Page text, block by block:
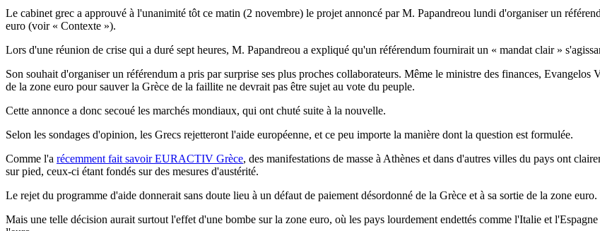
Le cabinet grec a approuvé à l'unanimité tôt ce matin (2 novembre) le projet annoncé par M. Papandreou lundi d'organiser un
euro (voir « Contexte »).
Lors d'une réunion de crise qui a duré sept heures, M. Papandreou a expliqué qu'un référendum fournirait un « mandat clair »
Son souhait d'organiser un référendum a pris par surprise ses plus proches collaborateurs. Même le ministre des finances,
de la zone euro pour sauver la Grèce de la faillite ne devrait pas être sujet au vote du peuple.
Cette annonce a donc secoué les marchés mondiaux, qui ont chuté suite à la nouvelle.
Selon les sondages d'opinion, les Grecs rejetteront l'aide européenne, et ce peu importe la manière dont la question est formulée.
Comme l'a récemment fait savoir EURACTIV Grèce, des manifestations de masse à Athènes et dans d'autres villes du pays ont
sur pied, ceux-ci étant fondés sur des mesures d'austérité.
Le rejet du programme d'aide donnerait sans doute lieu à un défaut de paiement désordonné de la Grèce et à sa sortie de la zone euro.
Mais une telle décision aurait surtout l'effet d'une bombe sur la zone euro, où les pays lourdement endettés comme l'Italie et